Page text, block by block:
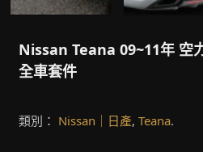
Nissan Teana 09~11年 空
全車套件
類別： Nissan｜日產, Teana.